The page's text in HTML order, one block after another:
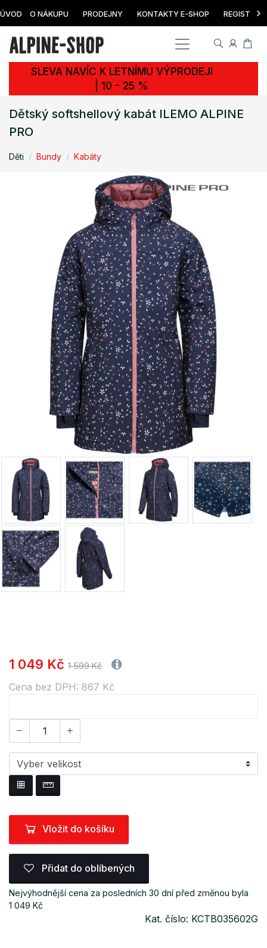
ÚVOD O NÁKUPU PRODEJNY KONTAKTY E-SHOP ›
SLEVA NAVÍC K LETNÍMU VÝPRODEJI
| 10 - 25 %
Dětský softshellový kabát ILEMO ALPINE
PRO
Děti Bundy Kabáty
1 049 Kč 1 599 Kč
Cena bez DPH: 867 Kč
Vložit do košíku
Přidat do oblíbených
Nejvýhodnější cena za posledních 30 dní před změnou byla
1 049 Kč
Kat. číslo: KCTB035602G